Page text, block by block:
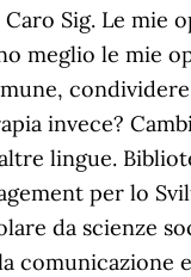
Sig. Le mie
meglio le mie
invece?
lingue.
per lo
da scienze
comunicazione